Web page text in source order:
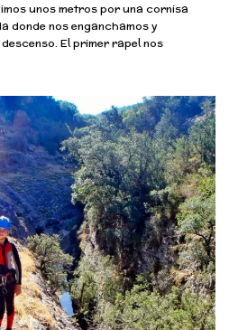
unos metros por una cornisa
donde nos enganchamos y
El primer rapel nos